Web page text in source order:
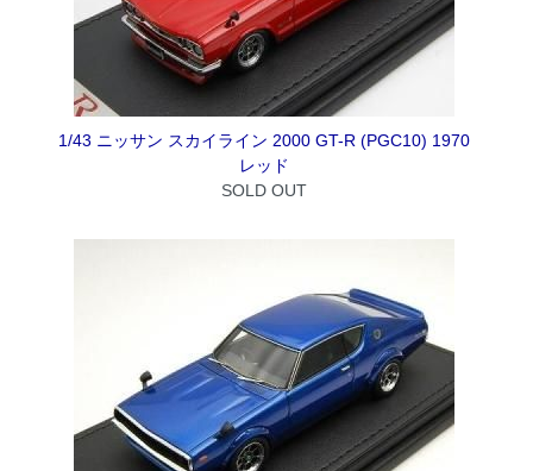
1/43 ニッサン スカイライン 2000 GT-R (PGC10) 1970
レッド
SOLD OUT